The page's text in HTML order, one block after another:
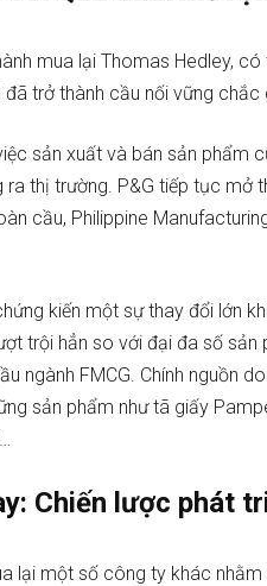
mua lại Thomas Hedley,
đã trở thành cầu nối vững
sản xuất và bán sản phẩm
ra thị trường. P&G tiếp tục mở
cầu, Philippine
kiến một sự thay đổi lớn
trội hẳn so với đại đa số sản
ngành FMCG. Chính nguồn
sản phẩm như tã giấy
Chiến lược phát
lại một số công ty khác